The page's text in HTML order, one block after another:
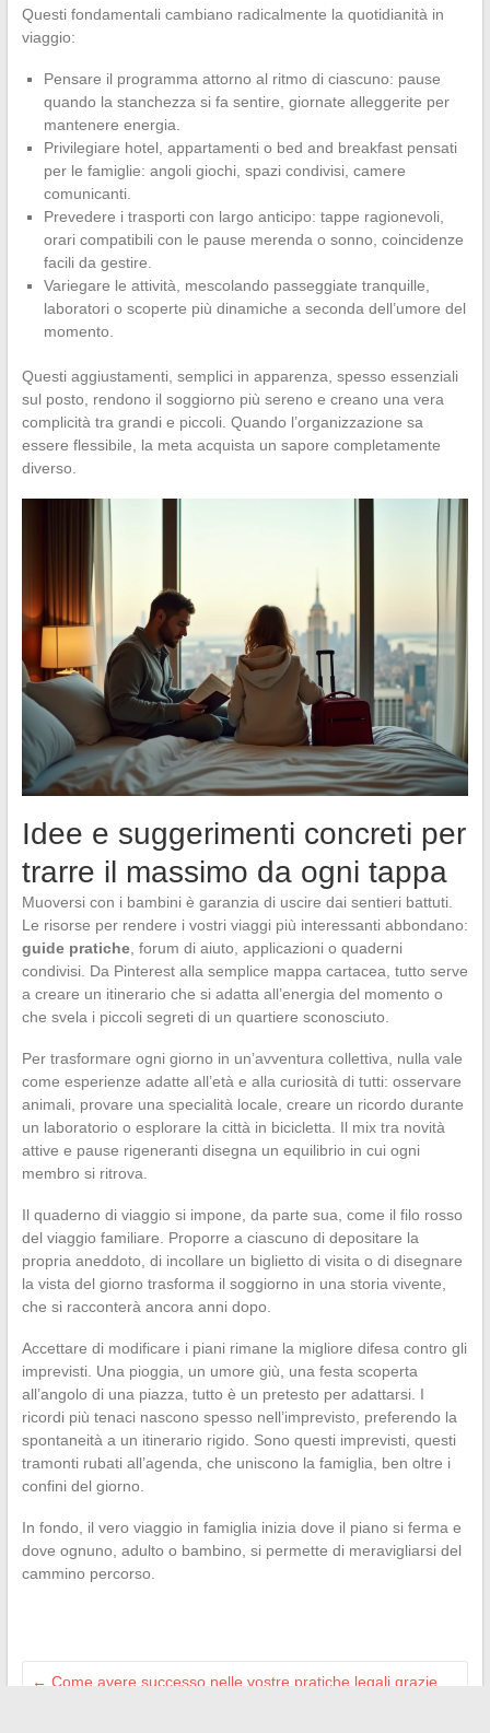
Questi fondamentali cambiano radicalmente la quotidianità in
viaggio:
Pensare il programma attorno al ritmo di ciascuno: pause
quando la stanchezza si fa sentire, giornate alleggerite per
mantenere energia.
Privilegiare hotel, appartamenti o bed and breakfast pensati
per le famiglie: angoli giochi, spazi condivisi, camere
comunicanti.
Prevedere i trasporti con largo anticipo: tappe ragionevoli,
orari compatibili con le pause merenda o sonno, coincidenze
facili da gestire.
Variegare le attività, mescolando passeggiate tranquille,
laboratori o scoperte più dinamiche a seconda dell’umore del
momento.
Questi aggiustamenti, semplici in apparenza, spesso essenziali
sul posto, rendono il soggiorno più sereno e creano una vera
complicità tra grandi e piccoli. Quando l’organizzazione sa
essere flessibile, la meta acquista un sapore completamente
diverso.
Idee e suggerimenti concreti per
trarre il massimo da ogni tappa
Muoversi con i bambini è garanzia di uscire dai sentieri battuti.
Le risorse per rendere i vostri viaggi più interessanti abbondano:
guide pratiche, forum di aiuto, applicazioni o quaderni
condivisi. Da Pinterest alla semplice mappa cartacea, tutto serve
a creare un itinerario che si adatta all’energia del momento o
che svela i piccoli segreti di un quartiere sconosciuto.
Per trasformare ogni giorno in un’avventura collettiva, nulla vale
come esperienze adatte all’età e alla curiosità di tutti: osservare
animali, provare una specialità locale, creare un ricordo durante
un laboratorio o esplorare la città in bicicletta. Il mix tra novità
attive e pause rigeneranti disegna un equilibrio in cui ogni
membro si ritrova.
Il quaderno di viaggio si impone, da parte sua, come il filo rosso
del viaggio familiare. Proporre a ciascuno di depositare la
propria aneddoto, di incollare un biglietto di visita o di disegnare
la vista del giorno trasforma il soggiorno in una storia vivente,
che si racconterà ancora anni dopo.
Accettare di modificare i piani rimane la migliore difesa contro gli
imprevisti. Una pioggia, un umore giù, una festa scoperta
all’angolo di una piazza, tutto è un pretesto per adattarsi. I
ricordi più tenaci nascono spesso nell’imprevisto, preferendo la
spontaneità a un itinerario rigido. Sono questi imprevisti, questi
tramonti rubati all’agenda, che uniscono la famiglia, ben oltre i
confini del giorno.
In fondo, il vero viaggio in famiglia inizia dove il piano si ferma e
dove ognuno, adulto o bambino, si permette di meravigliarsi del
cammino percorso.
← Come avere successo nelle vostre pratiche legali grazie